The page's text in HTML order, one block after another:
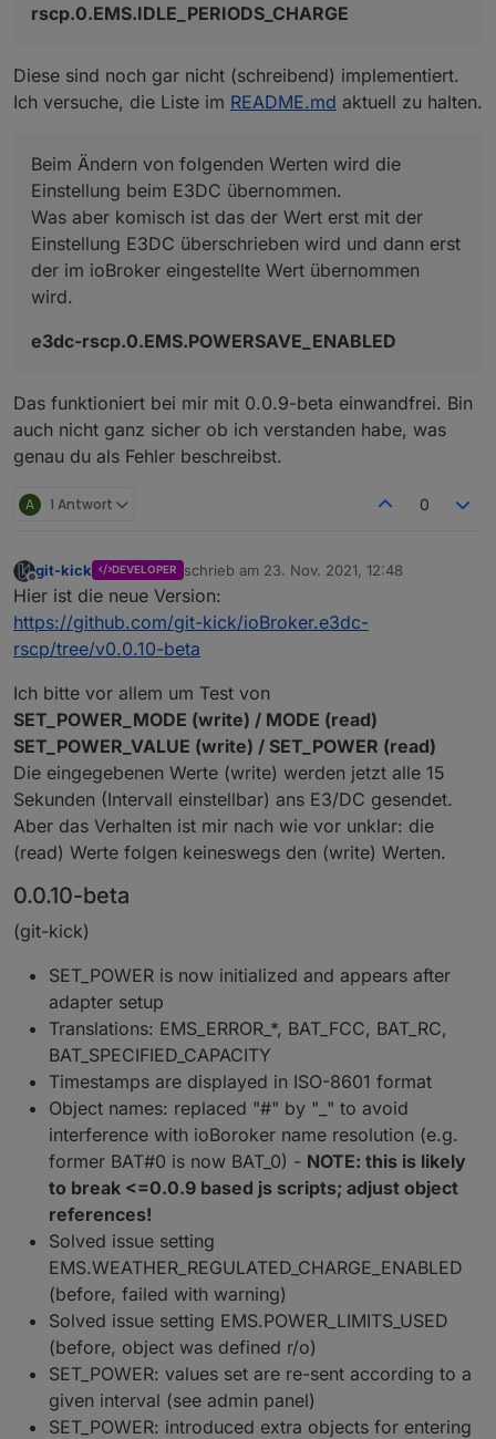
rscp.0.EMS.IDLE_PERIODS_CHARGE
Diese sind noch gar nicht (schreibend) implementiert.
Ich versuche, die Liste im README.md aktuell zu halten.
Beim Ändern von folgenden Werten wird die
Einstellung beim E3DC übernommen.
Was aber komisch ist das der Wert erst mit der
Einstellung E3DC überschrieben wird und dann erst
der im ioBroker eingestellte Wert übernommen
wird.
e3dc-rscp.0.EMS.POWERSAVE_ENABLED
Das funktioniert bei mir mit 0.0.9-beta einwandfrei. Bin
auch nicht ganz sicher ob ich verstanden habe, was
genau du als Fehler beschreibst.
A 1 Antwort 0
Offline
git-kick DEVELOPER schrieb am 23. Nov. 2021, 12:48
zuletzt editiert von
Hier ist die neue Version:
https://github.com/git-kick/ioBroker.e3dc-
rscp/tree/v0.0.10-beta
Ich bitte vor allem um Test von
SET_POWER_MODE (write) / MODE (read)
SET_POWER_VALUE (write) / SET_POWER (read)
Die eingegebenen Werte (write) werden jetzt alle 15
Sekunden (Intervall einstellbar) ans E3/DC gesendet.
Aber das Verhalten ist mir nach wie vor unklar: die
(read) Werte folgen keineswegs den (write) Werten.
0.0.10-beta
(git-kick)
SET_POWER is now initialized and appears after
adapter setup
Translations: EMS_ERROR_*, BAT_FCC, BAT_RC,
BAT_SPECIFIED_CAPACITY
Timestamps are displayed in ISO-8601 format
Object names: replaced "#" by "_" to avoid
interference with ioBoroker name resolution (e.g.
former BAT#0 is now BAT_0) - NOTE: this is likely
to break <=0.0.9 based js scripts; adjust object
references!
Solved issue setting
EMS.WEATHER_REGULATED_CHARGE_ENABLED
(before, failed with warning)
Solved issue setting EMS.POWER_LIMITS_USED
(before, object was defined r/o)
SET_POWER: values set are re-sent according to a
given interval (see admin panel)
SET_POWER: introduced extra objects for entering